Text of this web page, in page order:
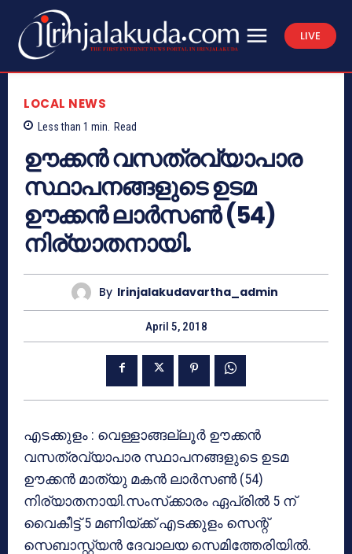
LIVE
LOCAL NEWS
Less than 1 min. Read
ഊക്കന്‍ വസത്രവ്യാപാര
സ്ഥാപനങ്ങളുടെ ഉടമ
ഊക്കന്‍ ലാര്‍സണ്‍ (54)
നിര്യാതനായി.
By Irinjalakudavartha_admin
April 5, 2018
എടക്കുളം : വെള്ളാങ്ങല്ലൂര്‍ ഊക്കന്‍
വസത്രവ്യാപാര സ്ഥാപനങ്ങളുടെ ഉടമ
ഊക്കന്‍ മാത്യു മകന്‍ ലാര്‍സണ്‍ (54)
നിര്യാതനായി.സംസ്‌ക്കാരം ഏപ്രില്‍ 5 ന്
വൈകീട്ട് 5 മണിയ്ക്ക് എടക്കുളം സെന്റ്
സെബാസ്റ്റ്യന്‍ ദേവാലയ സെമിത്തേരിയില്‍.